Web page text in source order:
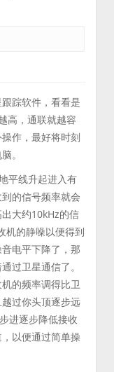
踪软件，看看是
高，通联就越容
作，最好将时刻
。
平线升起进入有
的信号频率就会
大约10kHz的信
机的静噪以便得到
电平下降了，那
过卫星通信了。
的频率调得比卫
过你头顶逐步远
进逐步降低接收
以便通过简单操